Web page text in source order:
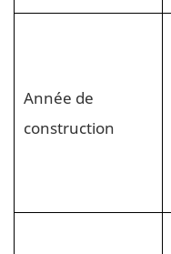
Année de
construction